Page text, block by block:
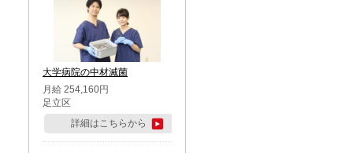
大学病院の中材滅菌
月給 254,160円
足立区
詳細はこちらから